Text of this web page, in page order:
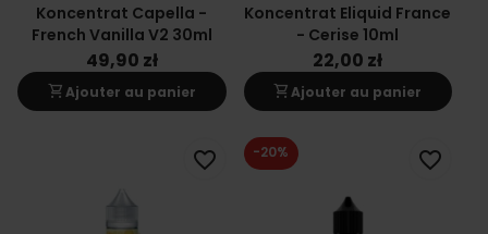
Koncentrat Capella -
French Vanilla V2 30ml
49,90 zł
shopping_cartAjouter au panier
Koncentrat Eliquid France
- Cerise 10ml
22,00 zł
shopping_cartAjouter au panier
favorite_border -20% favorite_border